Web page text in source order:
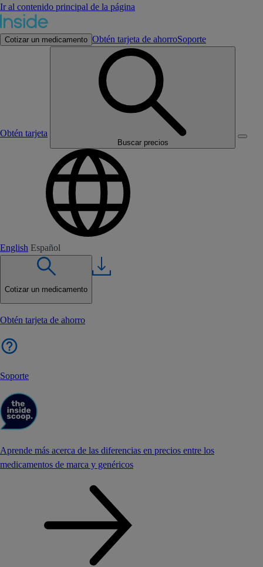
Ir al contenido principal de la página
Cotizar un medicamento Obtén tarjeta de ahorroSoporte
Obtén tarjeta
Buscar precios
English Español
Cotizar un medicamento
Obtén tarjeta de ahorro
Soporte
Aprende más acerca de las diferencias en precios entre los
medicamentos de marca y genéricos